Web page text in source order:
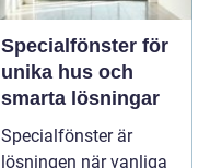
Specialfönster för
unika hus och
smarta lösningar
Specialfönster är
lösningen när vanliga